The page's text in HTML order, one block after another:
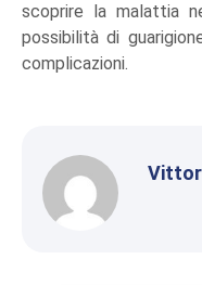
scoprire la malattia
possibilità di
complicazioni.